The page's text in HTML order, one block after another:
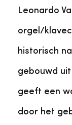
Leonardo
orgel/
historisch
gebouwd
geeft een
door het